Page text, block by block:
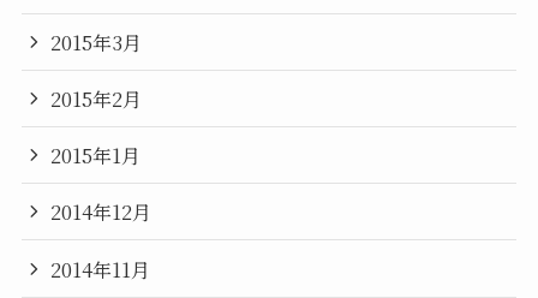
2015年3月
2015年2月
2015年1月
2014年12月
2014年11月